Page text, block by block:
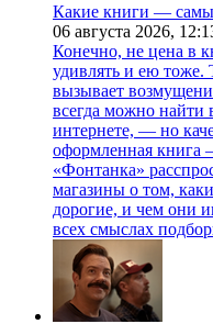
Какие книги —
06 августа 2026,
Конечно, не цена в
удивлять и ею тоже.
вызывает
всегда можно найти
интернете, — но
оформленная книга
«Фонтанка»
магазины о том,
дорогие, и чем они
всех смыслах